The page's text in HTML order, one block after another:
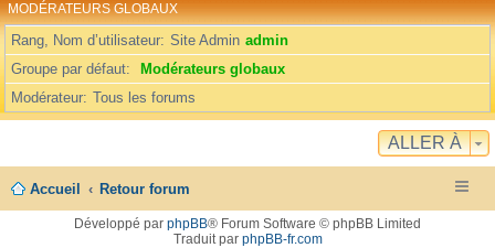
MODÉRATEURS GLOBAUX
Rang, Nom d’utilisateur Site Admin admin
Groupe par défaut
Modérateurs globaux
Modérateur Tous les forums
ALLER À
Accueil Retour forum
Développé par phpBB® Forum Software © phpBB Limited
Traduit par phpBB-fr.com